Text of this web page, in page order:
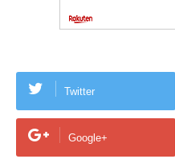
Twitter
Google+